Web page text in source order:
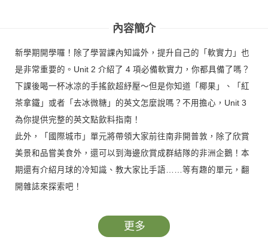
內容簡介
新學期開學囉！除了學習課內知識外，提升自己的「軟實力」也
是非常重要的。Unit 2 介紹了 4 項必備軟實力，你都具備了嗎？
下課後喝一杯冰凉的手搖飲超紓壓～但是你知道「椰果」、「紅
茶拿鐵」或者「去冰微糖」的英文怎麼說嗎？不用擔心，Unit 3
為你提供完整的英文點飲料指南！
此外，「國際城市」單元將帶領大家前往南非開普敦，除了欣賞
美景和品嘗美食外，還可以到海邊欣賞成群結隊的非洲企鵝！本
期還有介紹月球的冷知識、教大家比手語……等有趣的單元，翻
開雜誌來探索吧！
更多